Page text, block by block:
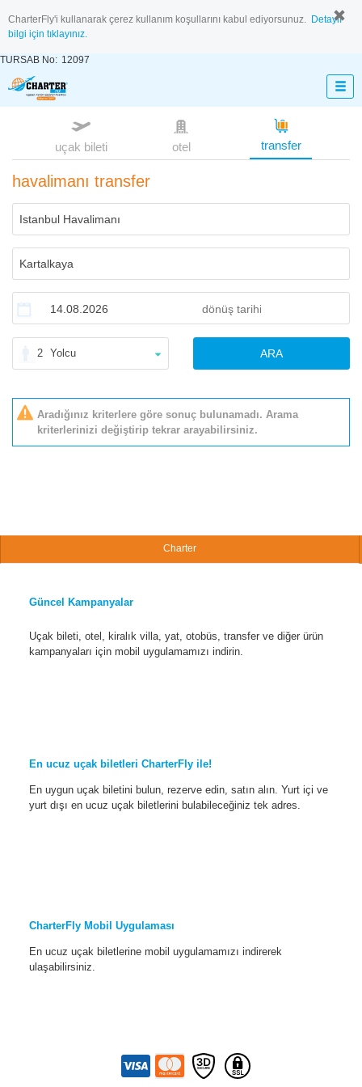
CharterFly'i kullanarak çerez kullanım koşullarını kabul ediyorsunuz. Detaylı
bilgi için tıklayınız.
TURSAB No: 12097
uçak bileti otel transfer
havalimanı transfer
2 Yolcu ARA
Aradığınız kriterlere göre sonuç bulunamadı. Arama
kriterlerinizi değiştirip tekrar arayabilirsiniz.
Charter
Güncel Kampanyalar
Uçak bileti, otel, kiralık villa, yat, otobüs, transfer ve diğer ürün
kampanyaları için mobil uygulamamızı indirin.
En ucuz uçak biletleri CharterFly ile!
En uygun uçak biletini bulun, rezerve edin, satın alın. Yurt içi ve
yurt dışı en ucuz uçak biletlerini bulabileceğiniz tek adres.
CharterFly Mobil Uygulaması
En ucuz uçak biletlerine mobil uygulamamızı indirerek
ulaşabilirsiniz.